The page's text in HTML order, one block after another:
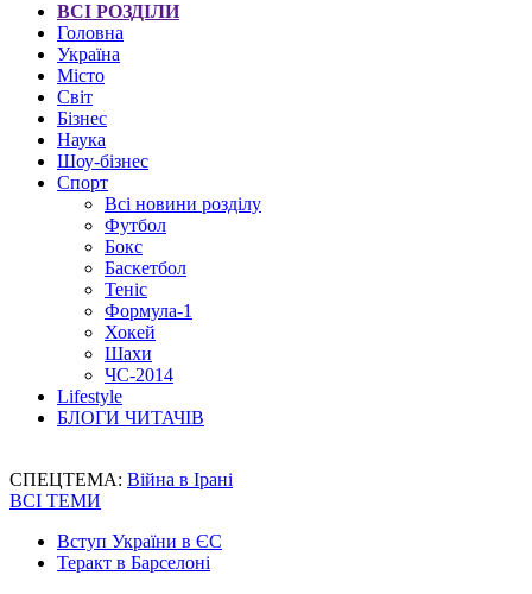
ВСІ РОЗДІЛИ
Головна
Україна
Місто
Світ
Бізнес
Наука
Шоу-бізнес
Спорт
Всі новини розділу
Футбол
Бокс
Баскетбол
Теніс
Формула-1
Хокей
Шахи
ЧС-2014
Lifestyle
БЛОГИ ЧИТАЧІВ
СПЕЦТЕМА: Війна в Ірані
ВСІ ТЕМИ
Вступ України в ЄС
Теракт в Барселоні